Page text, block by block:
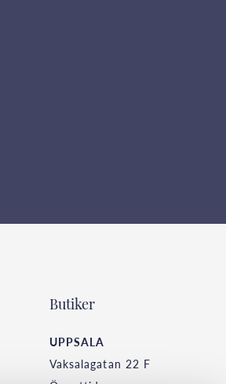
Butiker
UPPSALA
Vaksalagatan 22 F